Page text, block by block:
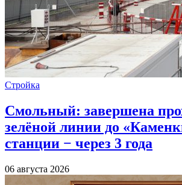
Стройка
Смольный: завершена
зелёной линии до
станции − через 3 года
06 августа 2026